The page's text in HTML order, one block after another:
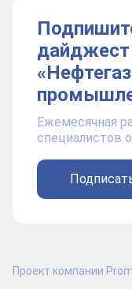
дайджест
Ежемесячная
специалистов
Проект компании